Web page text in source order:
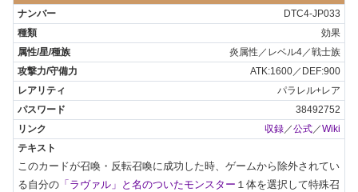
DTC4-JP033
効果
炎属性／レベル4／戦士族
ATK:1600／DEF:900
パラレル+レア
38492752
収録／公式／Wiki
このカードが召喚・反転召喚に成功した時、ゲームから除外されてい
る自分の 「ラヴァル」と名のついたモンスター １体を選択して特殊召